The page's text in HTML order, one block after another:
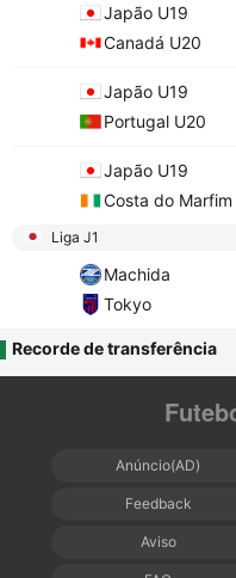
Japão U19
Canadá U20
Japão U19
Portugal U20
Japão U19
Costa do Marfim
Liga J1
Machida
Tokyo
Recorde de transferência
Anúncio(AD)
Feedback
Aviso